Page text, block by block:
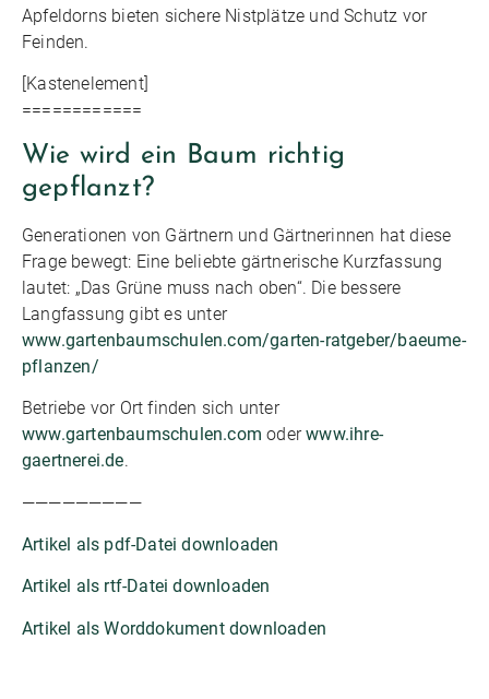
Apfeldorns bieten sichere Nistplätze und Schutz vor
Feinden.
[Kastenelement]
============
Wie wird ein Baum richtig
gepflanzt?
Generationen von Gärtnern und Gärtnerinnen hat diese
Frage bewegt: Eine beliebte gärtnerische Kurzfassung
lautet: „Das Grüne muss nach oben“. Die bessere
Langfassung gibt es unter
www.gartenbaumschulen.com/garten-ratgeber/baeume-
pflanzen/
Betriebe vor Ort finden sich unter
www.gartenbaumschulen.com oderwww.ihre-
gaertnerei.de.
—————————
Artikel als pdf-Datei downloaden
Artikel als rtf-Datei downloaden
Artikel als Worddokument downloaden